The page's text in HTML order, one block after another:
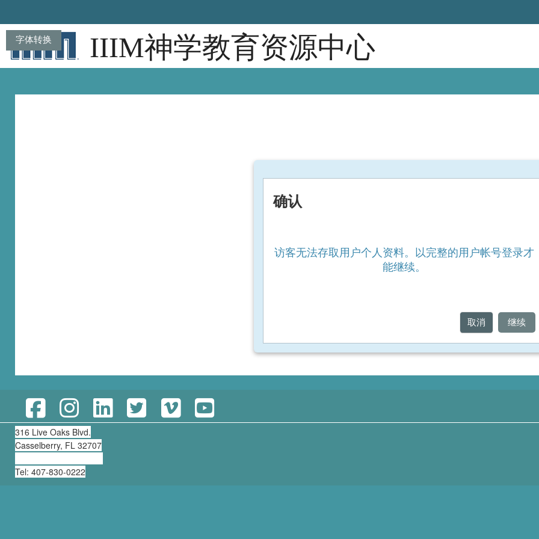
字体转换 IIIM神学教育资源中心
确认
访客无法存取用户个人资料。以完整的用户帐号登录才
能继续。
取消 继续
316 Live Oaks Blvd.
Casselberry, FL 32707
Tel: 407-830-0222